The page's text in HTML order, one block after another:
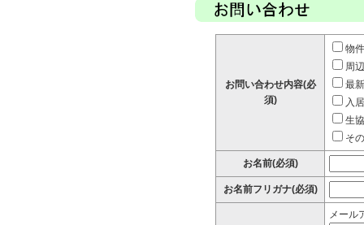
お問い合わせ内容(必
須)
物
周
最
入
生
そ
お名前(必須)
お名前フリガナ(必須)
メール